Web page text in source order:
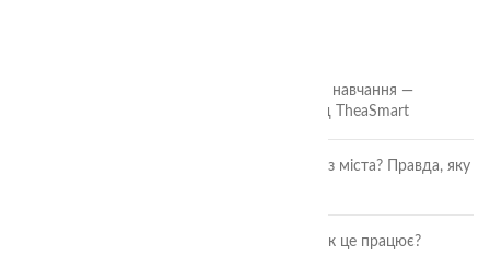
🎲 Онлайн-кубики для гри та навчання —
безкоштовний інструмент від TheaSmart
Чи безпечні ягоди та фрукти з міста? Правда, яку
Розвиток дитини через гру: як це працює?